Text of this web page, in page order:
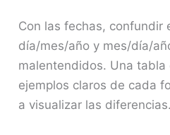
Con las fechas, confundir
día/mes/año y mes/día/
malentendidos. Una tabla
ejemplos claros de cada
a visualizar las diferencias.